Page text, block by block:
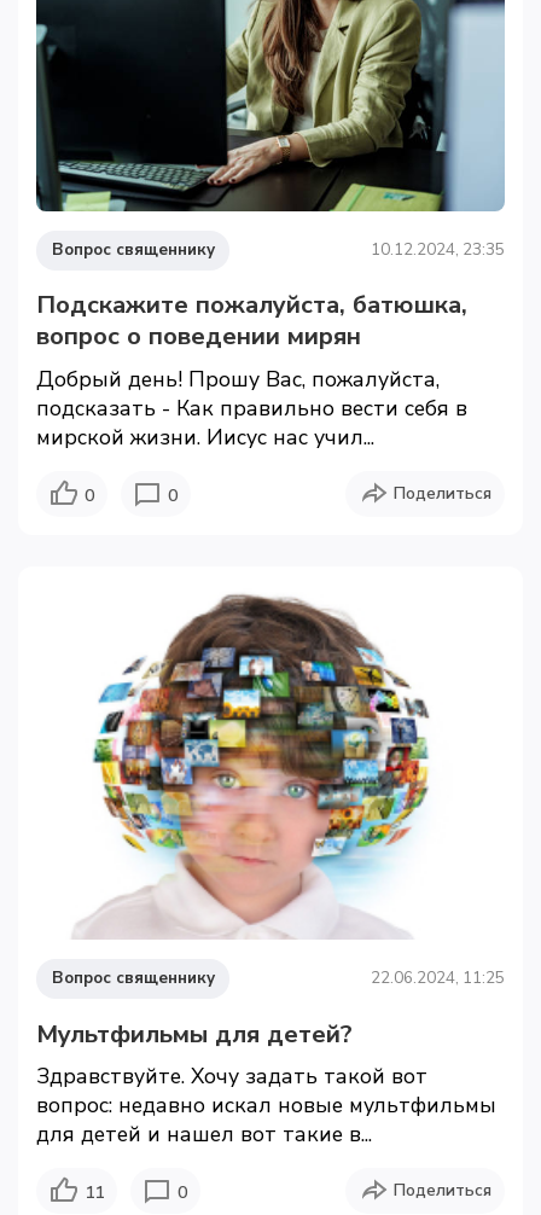
Вопрос священнику 10.12.2024, 23:35
Подскажите пожалуйста, батюшка,
вопрос о поведении мирян
Добрый день! Прошу Вас, пожалуйста,
подсказать - Как правильно вести себя в
мирской жизни. Иисус нас учил...
0 0 Поделиться
Вопрос священнику 22.06.2024, 11:25
Мультфильмы для детей?
Здравствуйте. Хочу задать такой вот
вопрос: недавно искал новые мультфильмы
для детей и нашел вот такие в...
11 0 Поделиться